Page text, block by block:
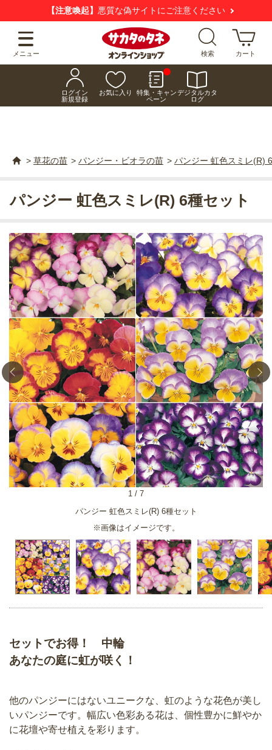
【注意喚起】 悪質な偽サイトにご注意ください
メニュー 検索 カート
ログイン
新規登録
お気に入り
特集・キャン
ペーン
デジタルカタ
ログ
> 草花の苗 > パンジー・ビオラの苗 > パンジー 虹色スミレ(R)
パンジー 虹色スミレ(R) 6種セット
※画像はイメージです。
1 / 7
パンジー 虹色スミレ(R) 6種セット
セットでお得！ 中輪
あなたの庭に虹が咲く！
他のパンジーにはないユニークな、虹のような花色が美し
いパンジーです。幅広い色彩ある花は、個性豊かに鮮やか
に花壇や寄せ植えを彩ります。